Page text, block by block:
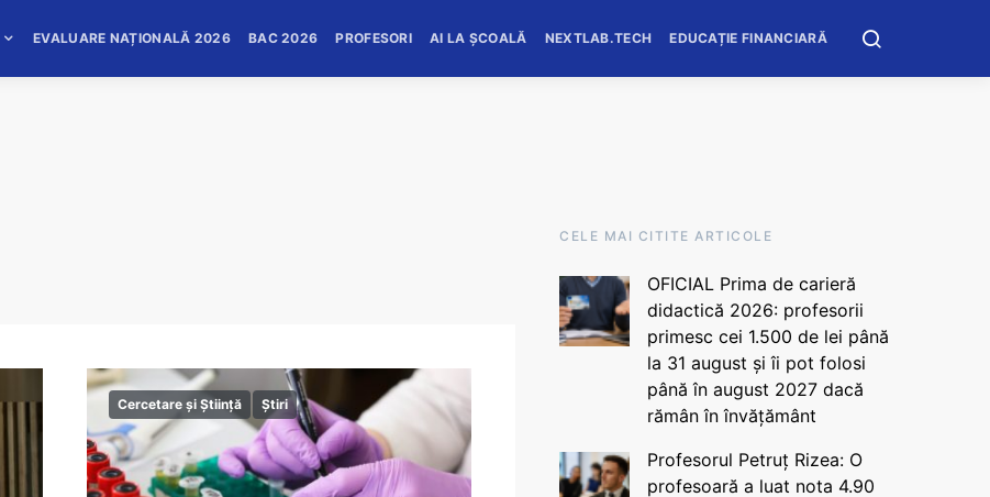
EVALUARE NAȚIONALĂ 2026 BAC 2026 PROFESORI AI LA ȘCOALĂ NEXTLAB.TECH EDUCAȚIE FINANCIARĂ
Cercetare și Știință Știri
CELE MAI CITITE ARTICOLE
OFICIAL Prima de carieră
didactică 2026: profesorii
primesc cei 1.500 de lei până
la 31 august și îi pot folosi
până în august 2027 dacă
rămân în învățământ
Profesorul Petruț Rizea: O
profesoară a luat nota 4.90